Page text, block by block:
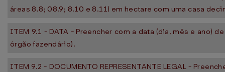
áreas 8.8; 08.9; 8.10 e 8.11) em hectare com uma casa
ITEM 9.1 - DATA - Preencher com a data (dia, mês e ano)
órgão fazendário).
ITEM 9.2 - DOCUMENTO REPRESENTANTE LEGAL -